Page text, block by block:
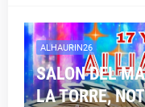
ALHAURIN26
SALON DEL
LA TORRE,